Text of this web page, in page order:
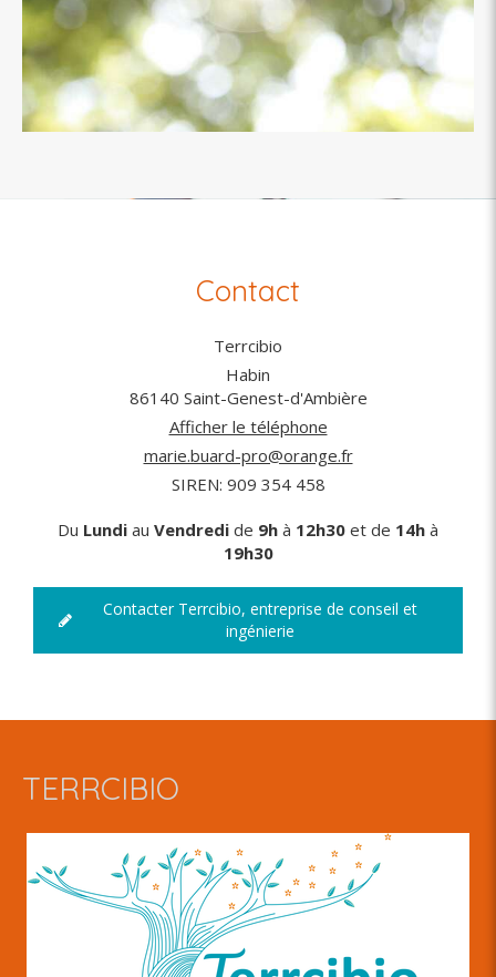
Contact
Terrcibio
Habin
86140 Saint-Genest-d'Ambière
Afficher le téléphone
marie.buard-pro@orange.fr
SIREN: 909 354 458
Du Lundi au Vendredi de 9h à 12h30 et de 14h à
19h30
Contacter Terrcibio, entreprise de conseil et
ingénierie
TERRCIBIO